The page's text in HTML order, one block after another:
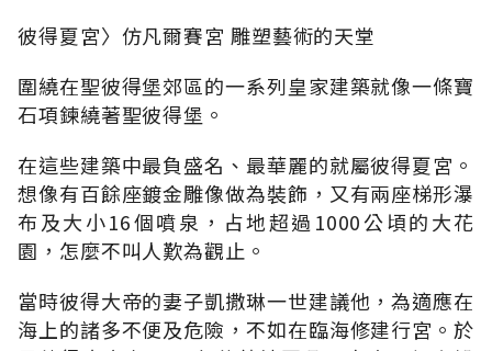
彼得夏宮〉仿凡爾賽宮 雕塑藝術的天堂
圍繞在聖彼得堡郊區的一系列皇家建築就像一條寶
石項鍊繞著聖彼得堡。
在這些建築中最負盛名、最華麗的就屬彼得夏宮。
想像有百餘座鍍金雕像做為裝飾，又有兩座梯形瀑
布及大小16個噴泉，占地超過1000公頃的大花
園，怎麼不叫人歎為觀止。
當時彼得大帝的妻子凱撒琳一世建議他，為適應在
海上的諸多不便及危險，不如在臨海修建行宮。於